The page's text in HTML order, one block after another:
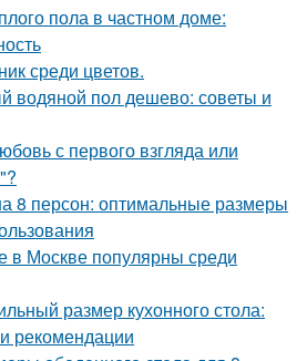
пола в частном доме:
среди цветов.
водяной пол дешево: советы и
с первого взгляда или
8 персон: оптимальные размеры
в Москве популярны среди
размер кухонного стола:
рекомендации